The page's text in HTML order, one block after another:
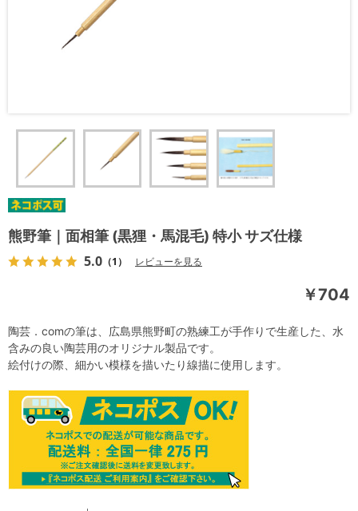
熊野筆｜面相筆 (黒狸・馬混毛) 特小 サズ仕様
5.0 （1） レビューを見る
￥704
陶芸．comの筆は、広島県熊野町の熟練工が手作りで生産した、水
含みの良い陶芸用のオリジナル製品です。
絵付けの際、細かい模様を描いたり線描に使用します。